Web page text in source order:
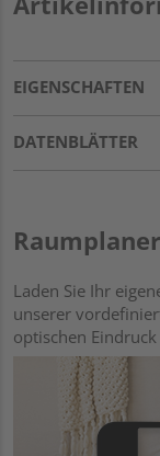
EIGENSCHAFTEN
DATENBLÄTTER
Raumplaner
Laden Sie Ihr
unserer
optischen